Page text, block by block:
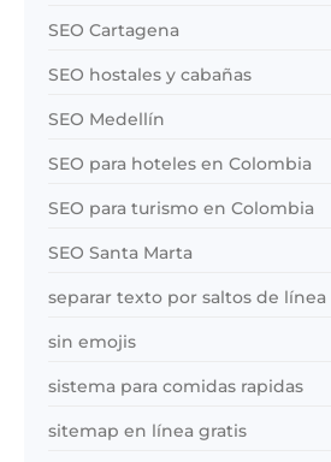
SEO Cartagena
SEO hostales y cabañas
SEO Medellín
SEO para hoteles en Colombia
SEO para turismo en Colombia
SEO Santa Marta
separar texto por saltos de línea
sin emojis
sistema para comidas rapidas
sitemap en línea gratis